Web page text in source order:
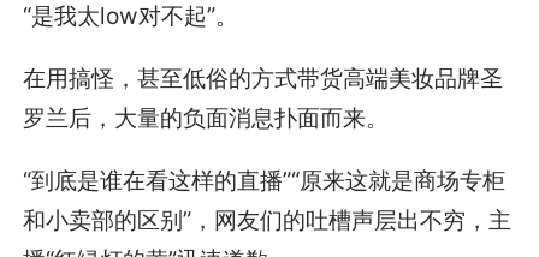
“是我太low对不起”。
在用搞怪，甚至低俗的方式带货高端美妆品牌圣
罗兰后，大量的负面消息扑面而来。
“到底是谁在看这样的直播”“原来这就是商场专柜
和小卖部的区别”，网友们的吐槽声层出不穷，主